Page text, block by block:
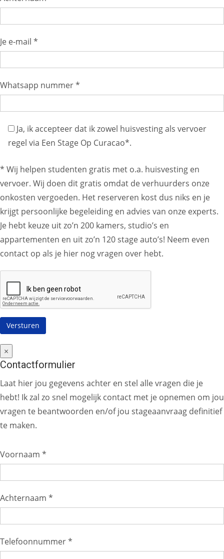
Je e-mail *
Whatsapp nummer *
Ja, ik accepteer dat ik zowel huisvesting als vervoer
regel via Een Stage Op Curacao*.
* Wij helpen studenten gratis met o.a. huisvesting en
vervoer. Wij doen dit gratis omdat de verhuurders onze
onkosten vergoeden. Het reserveren kost dus niks en je
krijgt persoonlijke begeleiding en advies van onze experts.
Je hebt keuze uit zo’n 200 kamers, studio’s en
appartementen en uit zo’n 120 stage auto’s! Neem even
contact op als je hier nog vragen over hebt.
×
Contactformulier
Laat hier jou gegevens achter en stel alle vragen die je
hebt! Ik zal zo snel mogelijk contact met je opnemen om jou
vragen te beantwoorden en/of jou stageaanvraag definitief
te maken.
Voornaam *
Achternaam *
Telefoonnummer *